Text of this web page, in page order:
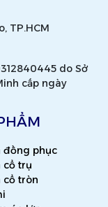
TP.HCM
do Sở
cấp ngày
đồng phục
cổ trụ
cổ tròn